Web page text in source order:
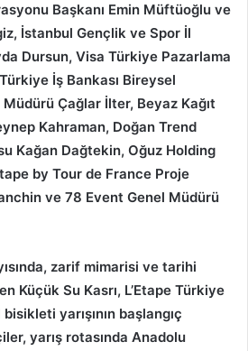
Başkanı Emin Müftüoğlu ve
İstanbul Gençlik ve Spor İl
Dursun, Visa Türkiye Pazarlama
İş Bankası Bireysel
Müdürü Çağlar İlter, Beyaz Kağıt
Kahraman, Doğan Trend
Kağan Dağtekin, Oğuz Holding
by Tour de France Proje
ve 78 Event Genel Müdürü
zari­f mimari­si­ ve tarih­i
Küçük Su Kasrı, L’Etape Türki­ye
yarışının başlangıç̧
yarış rotasında Anadolu